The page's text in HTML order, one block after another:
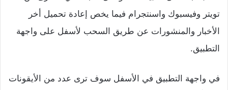
تويتر وفيسبوك واسنتجرام فيما يخص إعادة تحميل أخر
الأخبار والمنشورات عن طريق السحب لأسفل على واجهة
التطبيق.
في واجهة التطبيق في الأسفل سوف ترى عدد من الأيقونات